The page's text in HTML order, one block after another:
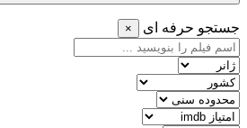
جستجو حرفه ای ×